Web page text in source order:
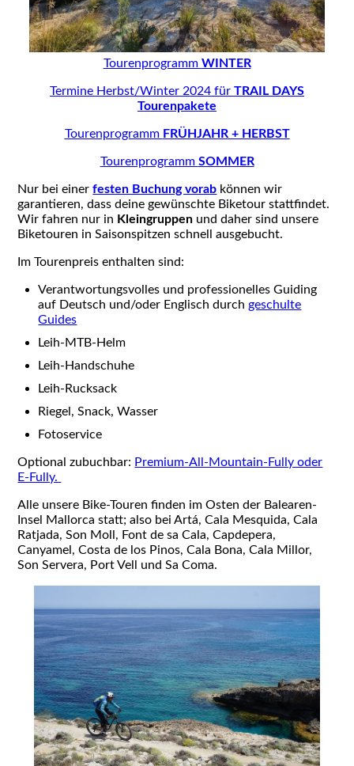
Tourenprogramm WINTER
Termine Herbst/Winter 2024 für TRAIL DAYS
Tourenpakete
Tourenprogramm FRÜHJAHR + HERBST
Tourenprogramm SOMMER
Nur bei einerfesten Buchung vorab können wir
garantieren, dass deine gewünschte Biketour stattfindet.
Wir fahren nur in Kleingruppen und daher sind unsere
Biketouren in Saisonspitzen schnell ausgebucht.
Im Tourenpreis enthalten sind:
Verantwortungsvolles und professionelles Guiding
auf Deutsch und/oder Englisch durch geschulte
Guides
Leih-MTB-Helm
Leih-Handschuhe
Leih-Rucksack
Riegel, Snack, Wasser
Fotoservice
Optional zubuchbar: Premium-All-Mountain-Fully oder
E-Fully.
Alle unsere Bike-Touren finden im Osten der Balearen-
Insel Mallorca statt; also bei Artá, Cala Mesquida, Cala
Ratjada, Son Moll, Font de sa Cala, Capdepera,
Canyamel, Costa de los Pinos, Cala Bona, Cala Millor,
Son Servera, Port Vell und Sa Coma.